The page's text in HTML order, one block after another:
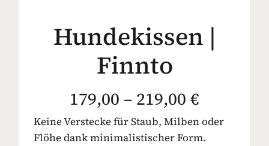
Hundekissen |
Finnto
179,00 – 219,00 €
Keine Verstecke für Staub, Milben oder
Flöhe dank minimalistischer Form.